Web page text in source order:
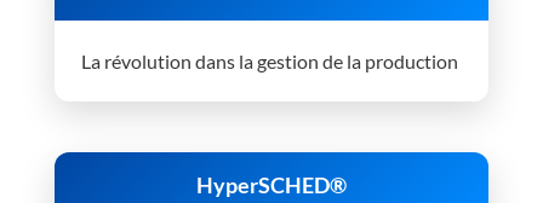
La révolution dans la gestion de la production
HyperSCHED®